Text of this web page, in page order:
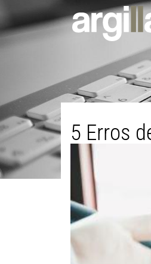
5 Erros